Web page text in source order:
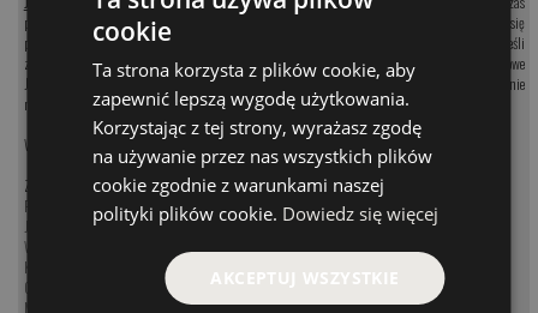
prowadzenia jajeczka, na kiju wyczuwamy charakterystyczną lekkość. Najlepiej sprawdza się
podczas prowadzenia lekko z nurtem rzeki i pod nawisami drzew, gdzie tworzą się zastoiska. Jeśli
znajdziesz powalone krzaki, drzewo czy usypane kamienisko, koniecznie przeprowadź trociowe
Jajeczko w poprzek nurtu tak, aby blaszka co chwilę pracowała tuż za przeszkodą. W tym właśnie
miejscu tworzą się malutkie wsteczne prądy, ciurki o zwiększonym przepływie i spowolnienia.
Wahadłówki trociowe zbrojone są w kotwice #2 (małe) lub #1 (duże).
Zobacz kategorię:
Przynęty na szczupaka
Jerki na szczupaka
Woblery na szczupaka
Koguty na szczupaka
Obrotówki na szczupaka
Muchy na szczupaka
cookie
Ta strona korzysta z plików cookie, aby
zapewnić lepszą wygodę użytkowania.
Korzystając z tej strony, wyrażasz zgodę
na używanie przez nas wszystkich plików
cookie zgodnie z warunkami naszej
polityki plików cookie. Dowiedz się więcej
AKCEPTUJ WSZYSTKIE